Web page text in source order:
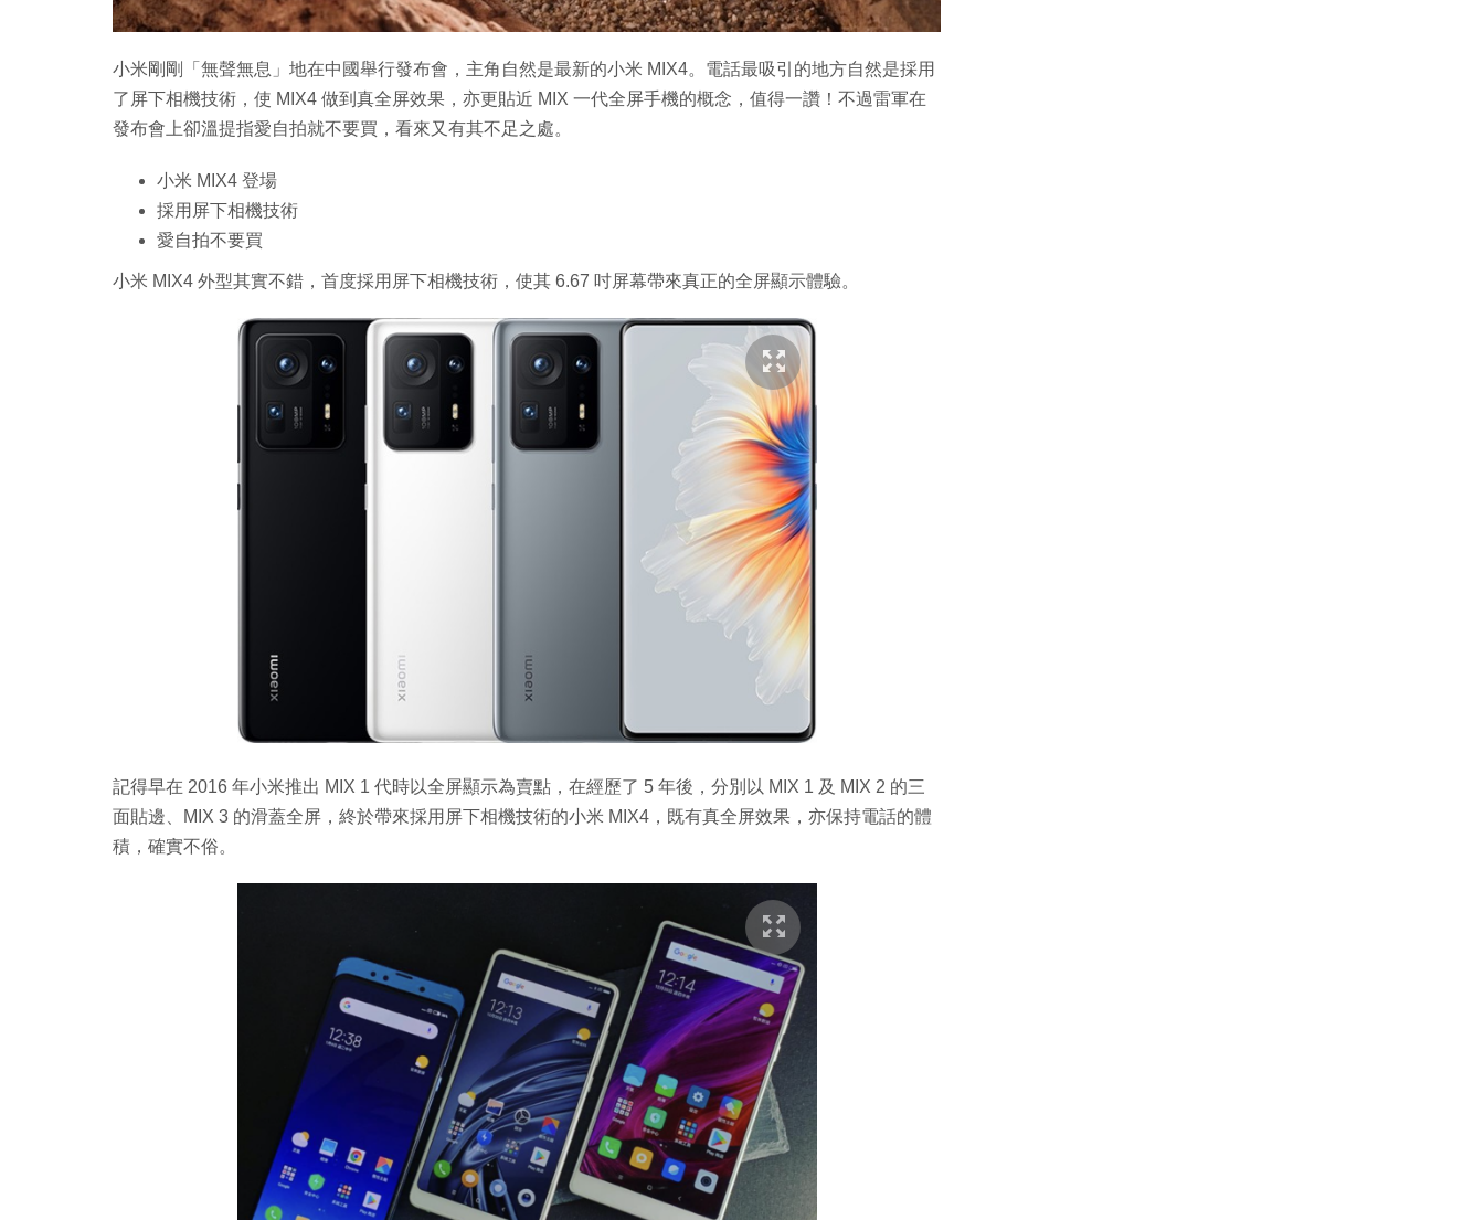
小米剛剛「無聲無息」地在中國舉行發布會，主角自然是最新的小米 MIX4。電話最吸引的地方自然是採用
了屏下相機技術，使 MIX4 做到真全屏效果，亦更貼近 MIX 一代全屏手機的概念，值得一讚！不過雷軍在
發布會上卻溫提指愛自拍就不要買，看來又有其不足之處。
小米 MIX4 登場
採用屏下相機技術
愛自拍不要買
小米 MIX4 外型其實不錯，首度採用屏下相機技術，使其 6.67 吋屏幕帶來真正的全屏顯示體驗。
記得早在 2016 年小米推出 MIX 1 代時以全屏顯示為賣點，在經歷了 5 年後，分別以 MIX 1 及 MIX 2 的三
面貼邊、MIX 3 的滑蓋全屏，終於帶來採用屏下相機技術的小米 MIX4，既有真全屏效果，亦保持電話的體
積，確實不俗。